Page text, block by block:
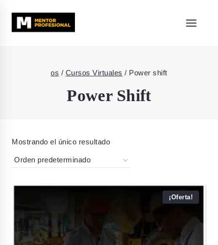
os / Cursos Virtuales / Power shift
Power Shift
Mostrando el único resultado
¡Oferta!